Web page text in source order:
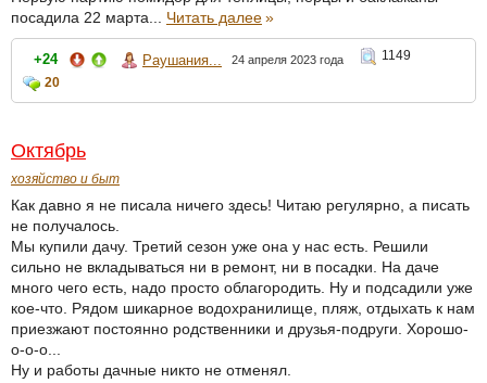
посадила 22 марта... Читать далее»
+24 Раушания... 24 апреля 2023 года
1149
20
Октябрь
хозяйство и быт
Как давно я не писала ничего здесь! Читаю регулярно, а писать
не получалось.
Мы купили дачу. Третий сезон уже она у нас есть. Решили
сильно не вкладываться ни в ремонт, ни в посадки. На даче
много чего есть, надо просто облагородить. Ну и подсадили уже
кое-что. Рядом шикарное водохранилище, пляж, отдыхать к нам
приезжают постоянно родственники и друзья-подруги. Хорошо-
о-о-о...
Ну и работы дачные никто не отменял.